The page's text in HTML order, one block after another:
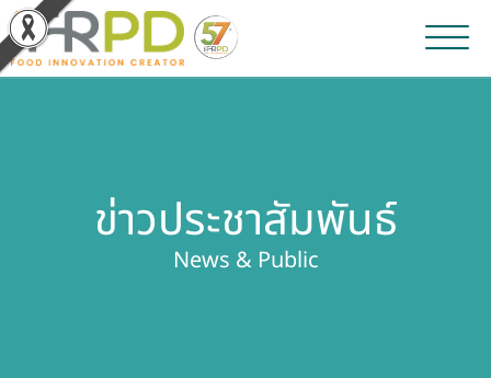
ผลิตภัณฑ์และจำหน่าย
ข่าวประชาสัมพันธ์
News & Public